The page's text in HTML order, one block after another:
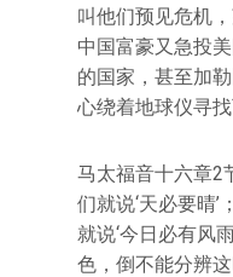
叫他们预见危机
中国富豪又急投
的国家，甚至加
心绕着地球仪寻找
马太福音十六章2
们就说‘天必要晴
就说‘今日必有风
色，倒不能分辨